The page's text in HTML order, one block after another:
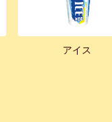
アイス